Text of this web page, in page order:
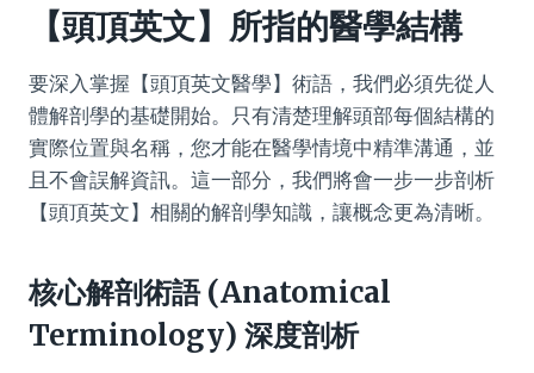
【頭頂英文】所指的醫學結構
要深入掌握【頭頂英文醫學】術語，我們必須先從人
體解剖學的基礎開始。只有清楚理解頭部每個結構的
實際位置與名稱，您才能在醫學情境中精準溝通，並
且不會誤解資訊。這一部分，我們將會一步一步剖析
【頭頂英文】相關的解剖學知識，讓概念更為清晰。
核心解剖術語 (Anatomical
Terminology) 深度剖析